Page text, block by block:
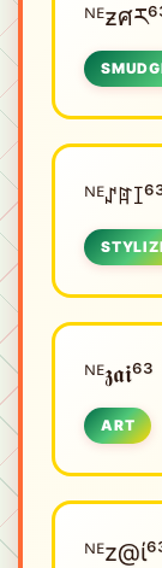
ᴺᴱㅤƶศ
ᴺᴱㅤ
ᴺᴱㅤ𝖟𝖆𝖎⁶³
ART
ᴺᴱㅤ